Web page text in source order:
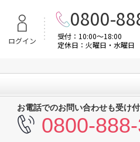
ログイン
0800-
受付：10:00～18:00
定休日：火曜日・水曜日
お電話でのお問い合わせも受け
0800-